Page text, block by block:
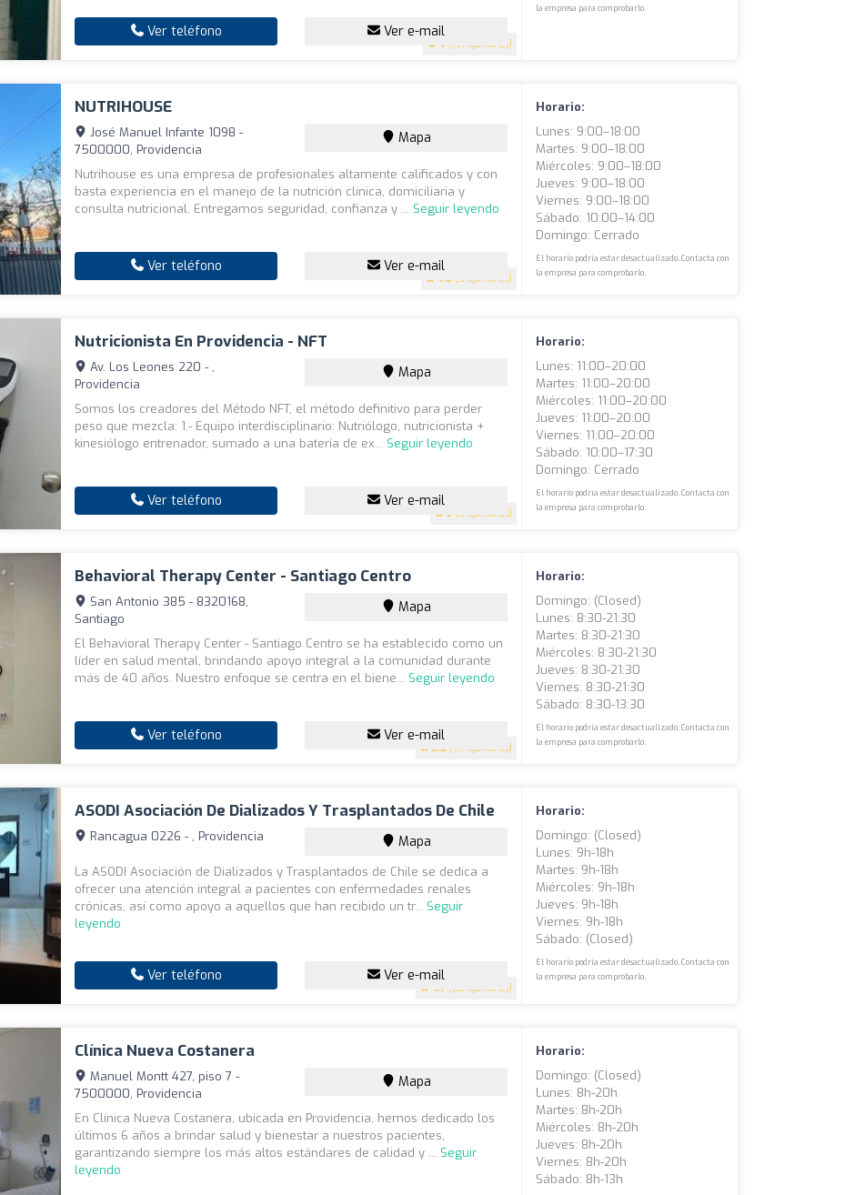
4 (191 opiniones)
Ver teléfono Ver e-mail
la empresa para comprobarlo.
NUTRIHOUSE
4.6 (5 opiniones)
José Manuel Infante 1098 -
7500000, Providencia
Mapa
Nutrihouse es una empresa de profesionales altamente calificados y con
basta experiencia en el manejo de la nutrición clínica, domiciliaria y
consulta nutricional. Entregamos seguridad, confianza y ... Seguir leyendo
Ver teléfono Ver e-mail
Horario:
Lunes: 9:00–18:00
Martes: 9:00–18:00
Miércoles: 9:00–18:00
Jueves: 9:00–18:00
Viernes: 9:00–18:00
Sábado: 10:00–14:00
Domingo: Cerrado
El horario podría estar desactualizado. Contacta con
la empresa para comprobarlo.
Nutricionista En Providencia - NFT
5 (5 opiniones)
Av. Los Leones 220 - ,
Providencia
Mapa
Somos los creadores del Método NFT, el método definitivo para perder
peso que mezcla: 1.- Equipo interdisciplinario: Nutriólogo, nutricionista +
kinesiólogo entrenador, sumado a una batería de ex... Seguir leyendo
Ver teléfono Ver e-mail
Horario:
Lunes: 11:00–20:00
Martes: 11:00–20:00
Miércoles: 11:00–20:00
Jueves: 11:00–20:00
Viernes: 11:00–20:00
Sábado: 10:00–17:30
Domingo: Cerrado
El horario podría estar desactualizado. Contacta con
la empresa para comprobarlo.
Behavioral Therapy Center - Santiago Centro
3.8 (117 opiniones)
San Antonio 385 - 8320168,
Santiago
Mapa
El Behavioral Therapy Center - Santiago Centro se ha establecido como un
líder en salud mental, brindando apoyo integral a la comunidad durante
más de 40 años. Nuestro enfoque se centra en el biene... Seguir leyendo
Ver teléfono Ver e-mail
Horario:
Domingo: (closed)
Lunes: 8:30-21:30
Martes: 8:30-21:30
Miércoles: 8:30-21:30
Jueves: 8:30-21:30
Viernes: 8:30-21:30
Sábado: 8:30-13:30
El horario podría estar desactualizado. Contacta con
la empresa para comprobarlo.
ASODI Asociación De Dializados Y Trasplantados De Chile
4.7 (88 opiniones)
Rancagua 0226 - , Providencia Mapa
La ASODI Asociación de Dializados y Trasplantados de Chile se dedica a
ofrecer una atención integral a pacientes con enfermedades renales
crónicas, así como apoyo a aquellos que han recibido un tr... Seguir
leyendo
Ver teléfono Ver e-mail
Horario:
Domingo: (closed)
Lunes: 9h-18h
Martes: 9h-18h
Miércoles: 9h-18h
Jueves: 9h-18h
Viernes: 9h-18h
Sábado: (closed)
El horario podría estar desactualizado. Contacta con
la empresa para comprobarlo.
Clínica Nueva Costanera
Manuel Montt 427, piso 7 -
7500000, Providencia
Mapa
En Clínica Nueva Costanera, ubicada en Providencia, hemos dedicado los
últimos 6 años a brindar salud y bienestar a nuestros pacientes,
garantizando siempre los más altos estándares de calidad y ... Seguir
leyendo
Horario:
Domingo: (closed)
Lunes: 8h-20h
Martes: 8h-20h
Miércoles: 8h-20h
Jueves: 8h-20h
Viernes: 8h-20h
Sábado: 8h-13h